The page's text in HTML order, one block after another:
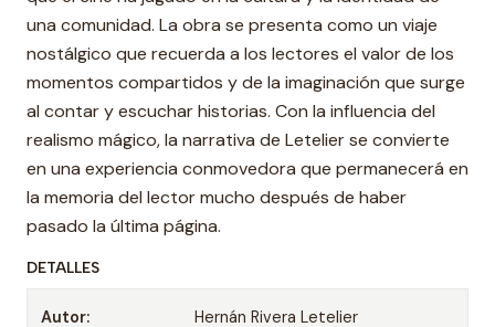
una comunidad. La obra se presenta como un viaje
nostálgico que recuerda a los lectores el valor de los
momentos compartidos y de la imaginación que surge
al contar y escuchar historias. Con la influencia del
realismo mágico, la narrativa de Letelier se convierte
en una experiencia conmovedora que permanecerá en
la memoria del lector mucho después de haber
pasado la última página.
DETALLES
Autor: Hernán Rivera Letelier